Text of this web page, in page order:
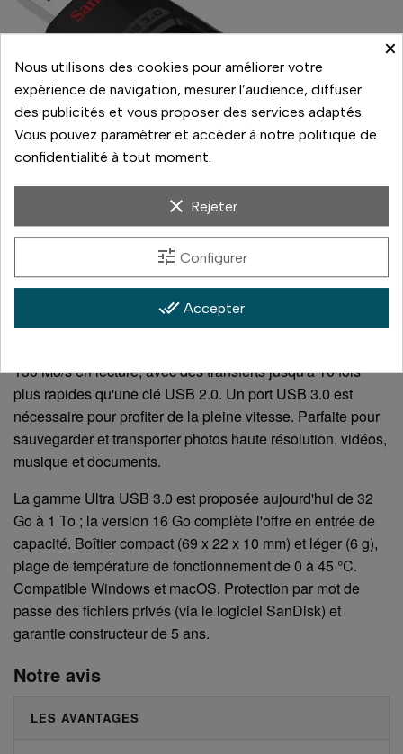
Clé USB à connecteur unique Type-A, interface USB 3.2
Gen 1 (couramment appelée USB 3.0) et rétrocompatible
130 Mo/s en lecture, avec des transferts jusqu'à 10 fois
plus rapides qu'une clé USB 2.0. Un port USB 3.0 est
nécessaire pour profiter de la pleine vitesse. Parfaite pour
sauvegarder et transporter photos haute résolution, vidéos,
musique et documents.
La gamme Ultra USB 3.0 est proposée aujourd'hui de 32
Go à 1 To ; la version 16 Go complète l'offre en entrée de
capacité. Boîtier compact (69 x 22 x 10 mm) et léger (6 g),
plage de température de fonctionnement de 0 à 45 °C.
Compatible Windows et macOS. Protection par mot de
passe des fichiers privés (via le logiciel SanDisk) et
garantie constructeur de 5 ans.
Notre avis
LES AVANTAGES
×
Nous utilisons des cookies pour améliorer votre
expérience de navigation, mesurer l’audience, diffuser
des publicités et vous proposer des services adaptés.
Vous pouvez paramétrer et accéder à notre politique de
confidentialité à tout moment.
clear Rejeter
tune Configurer
done_all Accepter